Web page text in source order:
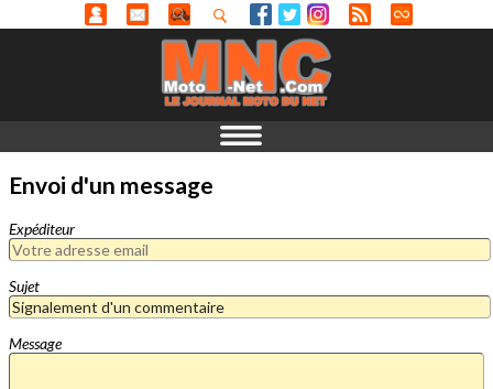
Envoi d'un message
Expéditeur
Sujet
Message